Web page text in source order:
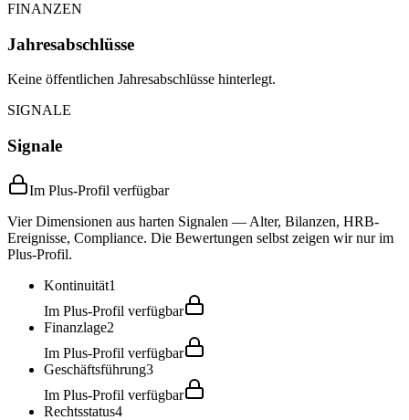
FINANZEN
Jahresabschlüsse
Keine öffentlichen Jahresabschlüsse hinterlegt.
SIGNALE
Signale
Im Plus-Profil verfügbar
Vier Dimensionen aus harten Signalen — Alter, Bilanzen, HRB-
Ereignisse, Compliance. Die Bewertungen selbst zeigen wir nur im
Plus-Profil.
Kontinuität1
Im Plus-Profil verfügbar
Finanzlage2
Im Plus-Profil verfügbar
Geschäftsführung3
Im Plus-Profil verfügbar
Rechtsstatus4